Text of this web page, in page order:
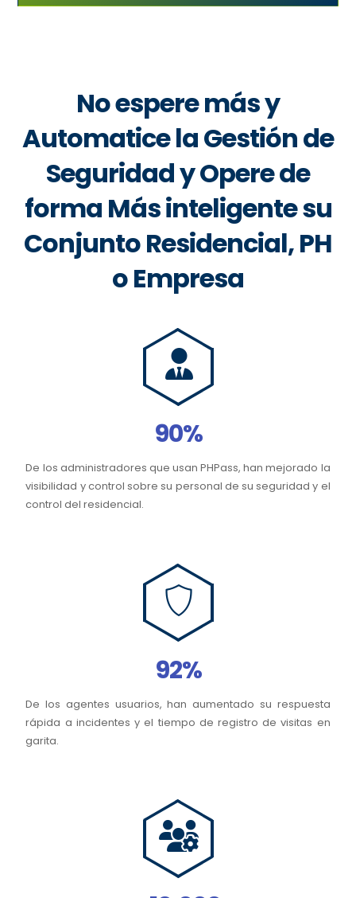
No espere más y
Automatice la Gestión de
Seguridad y Opere de
forma Más inteligente su
Conjunto Residencial, PH
o Empresa
90%
De los administradores que usan PHPass, han mejorado la
visibilidad y control sobre su personal de su seguridad y el
control del residencial.
92%
De los agentes usuarios, han aumentado su respuesta
rápida a incidentes y el tiempo de registro de visitas en
garita.